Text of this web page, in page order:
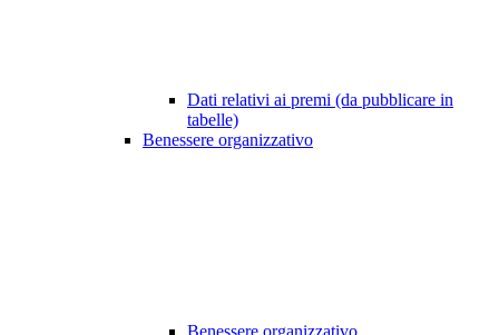
Dati relativi ai premi (da pubblicare in
tabelle)
Benessere organizzativo